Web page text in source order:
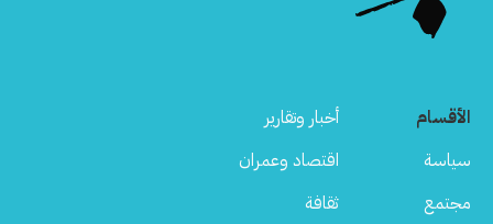
الأقسام
أخبار وتقارير
سياسة
اقتصاد وعمران
مجتمع
ثقافة